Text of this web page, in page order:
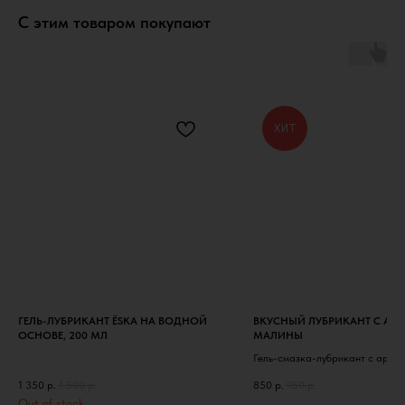
С этим товаром покупают
ГЕЛЬ-ЛУБРИКАНТ ЁSKA НА ВОДНОЙ
ОСНОВЕ, 200 МЛ
1 350 р.
ХИТ
ВКУСНЫЙ ЛУБРИКАНТ С
МАЛИНЫ
Гель-смазка-лубрикант с
850 р.